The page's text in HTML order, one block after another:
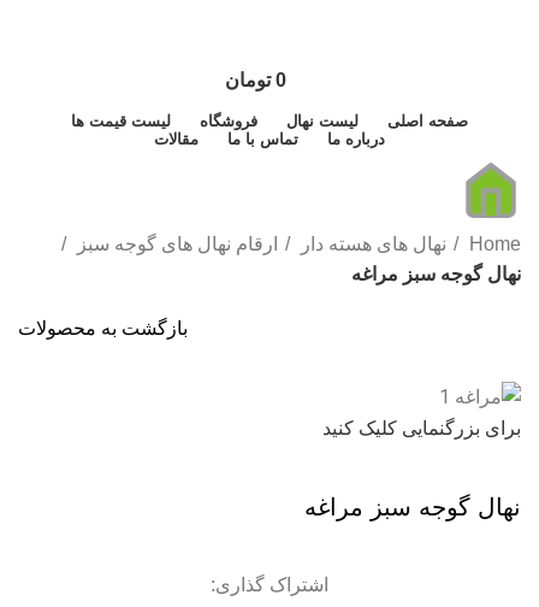
0 تومان
صفحه اصلی لیست نهال فروشگاه
لیست قیمت ها
درباره ما
تماس با ما مقالات
Home نهال های هسته دار
ارقام نهال های گوجه سبز
نهال گوجه سبز مراغه
بازگشت به محصولات
برای بزرگنمایی کلیک کنید
نهال گوجه سبز مراغه
اشتراک گذاری: